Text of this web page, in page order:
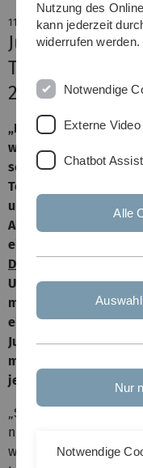
11. November 2019
Jugendliche
Textilkonsum
270 000 Euro
„Fast Fashion“ ist vor
weil sie günstig und
schlecht und die
Textilien werden im
und ökologischen
Altersgruppe der 14
einen nachhaltigen
Deutsche
Universität Ulm und
mit 270 000 Euro. Das
einem speziellen
Jugendlichen die
mitgestalten.
jeweils drei Schulen
„Schnelllebige Mode
niedriger Qualität, die
werden“, so der
Nutzung des
kann jederzeit
widerrufen werden.
Notwendige
Externe
Chatbot
Alle
Nur
Notwendige